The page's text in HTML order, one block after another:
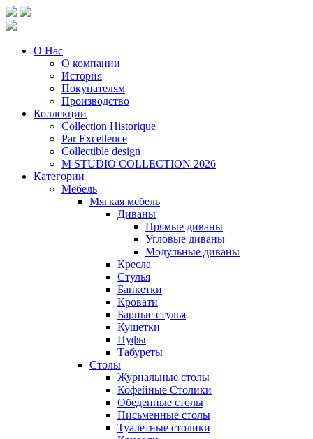
О Нас
О компании
История
Покупателям
Производство
Коллекции
Collection Historique
Par Excellence
Collectible design
M STUDIO COLLECTION 2026
Категории
Мебель
Мягкая мебель
Диваны
Прямые диваны
Угловые диваны
Модульные диваны
Кресла
Стулья
Банкетки
Кровати
Барные стулья
Кушетки
Пуфы
Табуреты
Столы
Журнальные столы
Кофейные Столики
Обеденные столы
Письменные столы
Туалетные столики